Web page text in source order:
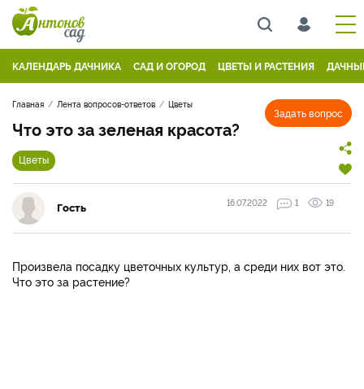
КАЛЕНДАРЬ ДАЧНИКА САД И ОГОРОД ЦВЕТЫ И РАСТЕНИЯ
Задать вопрос
Главная Лента вопросов-ответов Цветы
Что это за зеленая красота?
Цветы
Гость 16.07.2022 1 19
Произвела посадку цветочных культур, а среди них вот это.
Что это за растение?